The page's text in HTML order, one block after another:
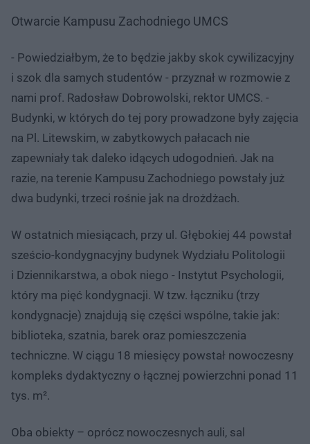
Otwarcie Kampusu Zachodniego UMCS
- Powiedziałbym, że to będzie jakby skok cywilizacyjny
i szok dla samych studentów - przyznał w rozmowie z
nami prof. Radosław Dobrowolski, rektor UMCS. -
Budynki, w których do tej pory prowadzone były zajęcia
na Pl. Litewskim, w zabytkowych pałacach nie
zapewniały tak daleko idących udogodnień. Jak na
razie, na terenie Kampusu Zachodniego powstały już
dwa budynki, trzeci rośnie jak na drożdżach.
W ostatnich miesiącach, przy ul. Głębokiej 44 powstał
sześcio-kondygnacyjny budynek Wydziału Politologii
i Dziennikarstwa, a obok niego - Instytut Psychologii,
który ma pięć kondygnacji. W tzw. łączniku (trzy
kondygnacje) znajdują się części wspólne, takie jak:
biblioteka, szatnia, barek oraz pomieszczenia
techniczne. W ciągu 18 miesięcy powstał nowoczesny
kompleks dydaktyczny o łącznej powierzchni ponad 11
tys. m².
Oba obiekty – oprócz nowoczesnych auli, sal